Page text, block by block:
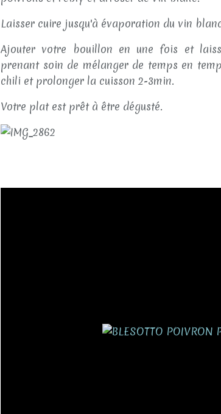
Laisser cuire jusqu'à évaporation du vin
Ajouter votre bouillon en une fois et
prenant soin de mélanger de temps en
chili et prolonger la cuisson 2-3min.
Votre plat est prêt à être dégusté.